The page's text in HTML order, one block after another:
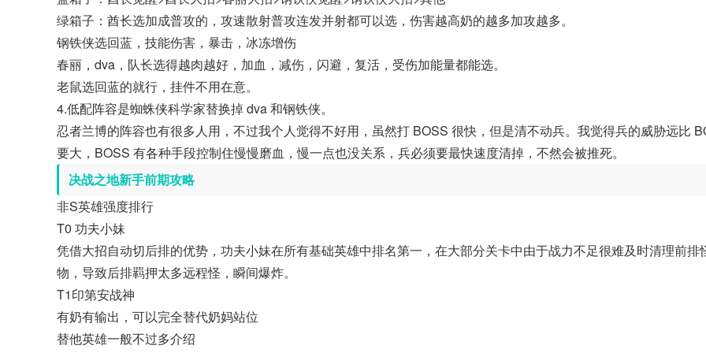
绿箱子：酋长选加成普攻的，攻速散射普攻连发并射都可以选，伤害越高奶的越多加攻越多。
钢铁侠选回蓝，技能伤害，暴击，冰冻增伤
春丽，dva，队长选得越肉越好，加血，减伤，闪避，复活，受伤加能量都能选。
老鼠选回蓝的就行，挂件不用在意。
4.低配阵容是蜘蛛侠科学家替换掉 dva 和钢铁侠。
忍者兰博的阵容也有很多人用，不过我个人觉得不好用，虽然打 BOSS 很快，但是清不动兵。我觉得兵的威胁远比
要大，BOSS 有各种手段控制住慢慢磨血，慢一点也没关系，兵必须要最快速度清掉，不然会被推死。
决战之地新手前期攻略
非S英雄强度排行
T0 功夫小妹
凭借大招自动切后排的优势，功夫小妹在所有基础英雄中排名第一，在大部分关卡中由于战力不足很难及时清理前排
物，导致后排羁押太多远程怪，瞬间爆炸。
T1印第安战神
有奶有输出，可以完全替代奶妈站位
替他英雄一般不过多介绍